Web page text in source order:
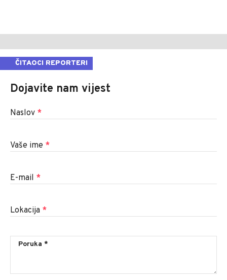
ČITAOCI REPORTERI
Dojavite nam vijest
Naslov *
Vaše ime *
E-mail *
Lokacija *